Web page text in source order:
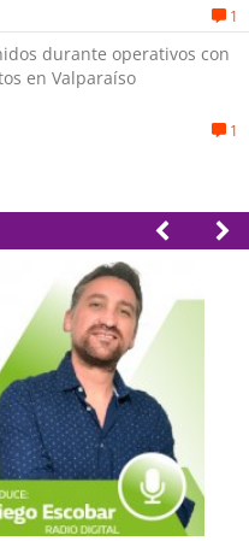
1
durante operativos con
en Valparaíso
1